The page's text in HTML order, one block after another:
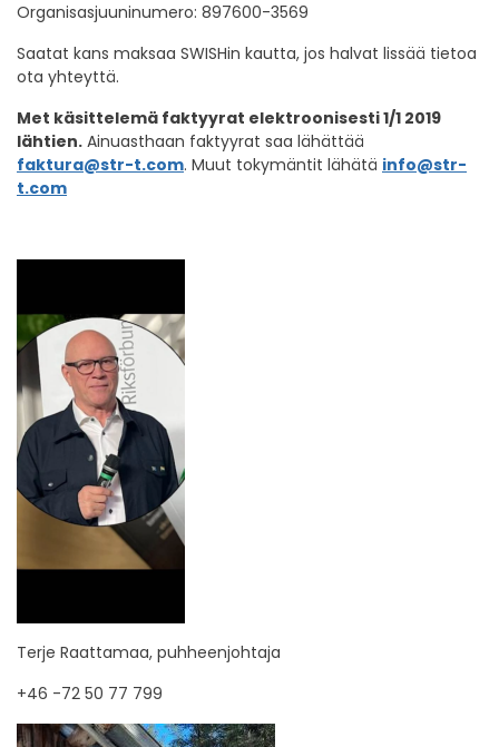
Organisasjuuninumero: 897600-3569
Saatat kans maksaa SWISHin kautta, jos halvat lissää tietoa
ota yhteyttä.
Met käsittelemä faktyyrat elektroonisesti 1/1 2019
lähtien. Ainuasthaan faktyyrat saa lähättää
faktura@str-t.com. Muut tokymäntit lähätä info@str-
t.com
Terje Raattamaa, puhheenjohtaja
+46 -72 50 77 799